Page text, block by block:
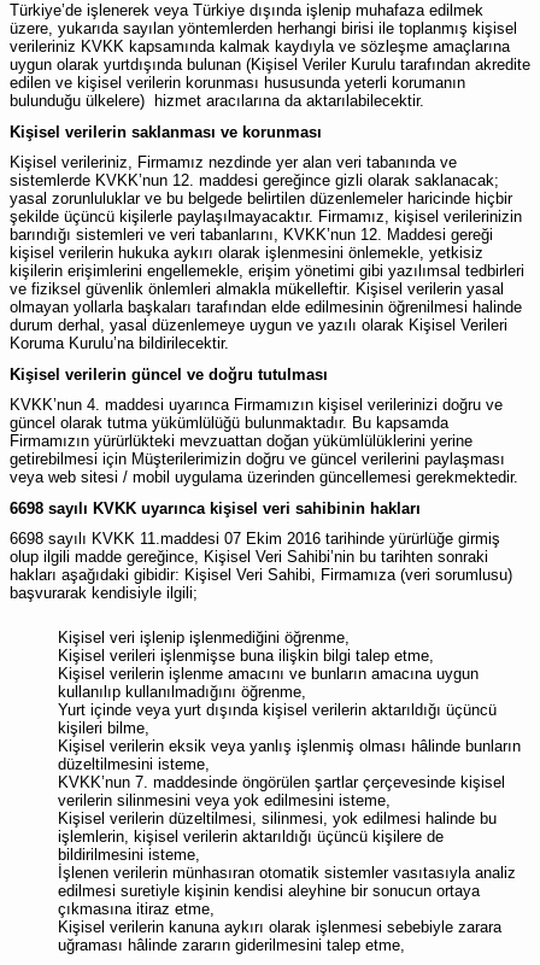
Türkiye’de işlenerek veya Türkiye dışında işlenip muhafaza edilmek
üzere, yukarıda sayılan yöntemlerden herhangi birisi ile toplanmış kişisel
verileriniz KVKK kapsamında kalmak kaydıyla ve sözleşme amaçlarına
uygun olarak yurtdışında bulunan (Kişisel Veriler Kurulu tarafından akredite
edilen ve kişisel verilerin korunması hususunda yeterli korumanın
bulunduğu ülkelere) hizmet aracılarına da aktarılabilecektir.
Kişisel verilerin saklanması ve korunması
Kişisel verileriniz, Firmamız nezdinde yer alan veri tabanında ve
sistemlerde KVKK’nun 12. maddesi gereğince gizli olarak saklanacak;
yasal zorunluluklar ve bu belgede belirtilen düzenlemeler haricinde hiçbir
şekilde üçüncü kişilerle paylaşılmayacaktır. Firmamız, kişisel verilerinizin
barındığı sistemleri ve veri tabanlarını, KVKK’nun 12. Maddesi gereği
kişisel verilerin hukuka aykırı olarak işlenmesini önlemekle, yetkisiz
kişilerin erişimlerini engellemekle, erişim yönetimi gibi yazılımsal tedbirleri
ve fiziksel güvenlik önlemleri almakla mükelleftir. Kişisel verilerin yasal
olmayan yollarla başkaları tarafından elde edilmesinin öğrenilmesi halinde
durum derhal, yasal düzenlemeye uygun ve yazılı olarak Kişisel Verileri
Koruma Kurulu’na bildirilecektir.
Kişisel verilerin güncel ve doğru tutulması
KVKK’nun 4. maddesi uyarınca Firmamızın kişisel verilerinizi doğru ve
güncel olarak tutma yükümlülüğü bulunmaktadır. Bu kapsamda
Firmamızın yürürlükteki mevzuattan doğan yükümlülüklerini yerine
getirebilmesi için Müşterilerimizin doğru ve güncel verilerini paylaşması
veya web sitesi / mobil uygulama üzerinden güncellemesi gerekmektedir.
6698 sayılı KVKK uyarınca kişisel veri sahibinin hakları
6698 sayılı KVKK 11.maddesi 07 Ekim 2016 tarihinde yürürlüğe girmiş
olup ilgili madde gereğince, Kişisel Veri Sahibi’nin bu tarihten sonraki
hakları aşağıdaki gibidir: Kişisel Veri Sahibi, Firmamıza (veri sorumlusu)
başvurarak kendisiyle ilgili;
Kişisel veri işlenip işlenmediğini öğrenme,
Kişisel verileri işlenmişse buna ilişkin bilgi talep etme,
Kişisel verilerin işlenme amacını ve bunların amacına uygun
kullanılıp kullanılmadığını öğrenme,
Yurt içinde veya yurt dışında kişisel verilerin aktarıldığı üçüncü
kişileri bilme,
Kişisel verilerin eksik veya yanlış işlenmiş olması hâlinde bunların
düzeltilmesini isteme,
KVKK’nun 7. maddesinde öngörülen şartlar çerçevesinde kişisel
verilerin silinmesini veya yok edilmesini isteme,
Kişisel verilerin düzeltilmesi, silinmesi, yok edilmesi halinde bu
işlemlerin, kişisel verilerin aktarıldığı üçüncü kişilere de
bildirilmesini isteme,
İşlenen verilerin münhasıran otomatik sistemler vasıtasıyla analiz
edilmesi suretiyle kişinin kendisi aleyhine bir sonucun ortaya
çıkmasına itiraz etme,
Kişisel verilerin kanuna aykırı olarak işlenmesi sebebiyle zarara
uğraması hâlinde zararın giderilmesini talep etme,